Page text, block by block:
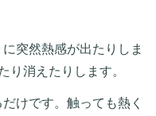
突然熱感が出たりしま
り消えたりします。
けです。触っても熱く